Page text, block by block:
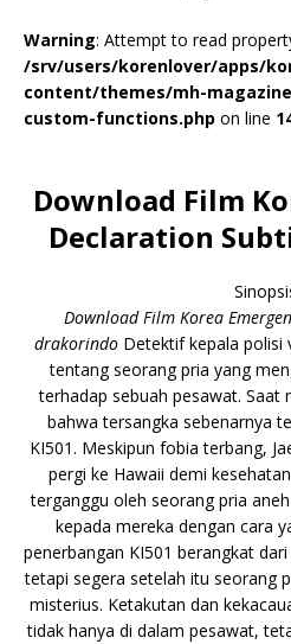
Warning: Attempt to read
/srv/users/korenlover/apps/
content/themes/mh-
custom-functions.php on line
Download Film
Declaration
Download Film Korea
drakorindoDetektif kepala polisi
tentang seorang pria yang
terhadap sebuah pesawat. Saat
bahwa tersangka sebenarnya
KI501. Meskipun fobia terbang,
pergi ke Hawaii demi
terganggu oleh seorang pria
kepada mereka dengan cara
penerbangan KI501 berangkat
tetapi segera setelah itu seorang
misterius. Ketakutan dan
tidak hanya di dalam pesawat,